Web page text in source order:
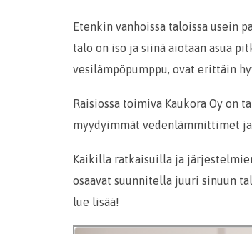
Etenkin vanhoissa taloissa usein
talo on iso ja siinä aiotaan asua
vesilämpöpumppu, ovat erittäin
Raisiossa toimiva Kaukora Oy on
myydyimmät vedenlämmittimet
Kaikilla ratkaisuilla ja
osaavat suunnitella juuri sinuun
lue lisää!